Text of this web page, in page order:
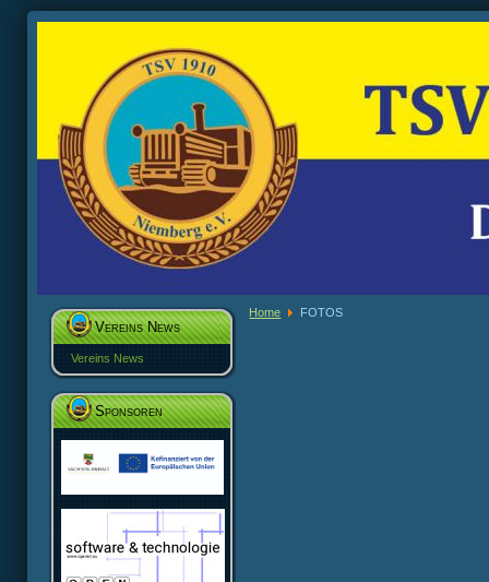
Vereins News
Vereins News
Sponsoren
Home FOTOS